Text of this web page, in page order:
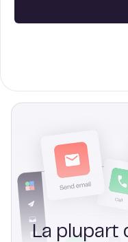
La plupart